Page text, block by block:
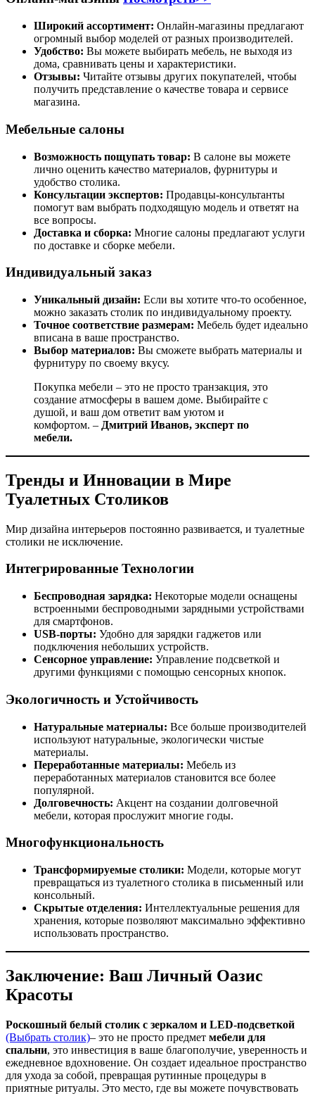
Широкий ассортимент: Онлайн-магазины предлагают
огромный выбор моделей от разных производителей.
Удобство: Вы можете выбирать мебель, не выходя из
дома, сравнивать цены и характеристики.
Отзывы: Читайте отзывы других покупателей, чтобы
получить представление о качестве товара и сервисе
магазина.
Мебельные салоны
Возможность пощупать товар: В салоне вы можете
лично оценить качество материалов, фурнитуры и
удобство столика.
Консультации экспертов: Продавцы-консультанты
помогут вам выбрать подходящую модель и ответят на
все вопросы.
Доставка и сборка: Многие салоны предлагают услуги
по доставке и сборке мебели.
Индивидуальный заказ
Уникальный дизайн: Если вы хотите что-то особенное,
можно заказать столик по индивидуальному проекту.
Точное соответствие размерам: Мебель будет идеально
вписана в ваше пространство.
Выбор материалов: Вы сможете выбрать материалы и
фурнитуру по своему вкусу.
Покупка мебели – это не просто транзакция, это
создание атмосферы в вашем доме. Выбирайте с
душой, и ваш дом ответит вам уютом и
комфортом. – Дмитрий Иванов, эксперт по
мебели.
Тренды и Инновации в Мире
Туалетных Столиков
Мир дизайна интерьеров постоянно развивается, и туалетные
столики не исключение.
Интегрированные Технологии
Беспроводная зарядка: Некоторые модели оснащены
встроенными беспроводными зарядными устройствами
для смартфонов.
USB-порты: Удобно для зарядки гаджетов или
подключения небольших устройств.
Сенсорное управление: Управление подсветкой и
другими функциями с помощью сенсорных кнопок.
Экологичность и Устойчивость
Натуральные материалы: Все больше производителей
используют натуральные, экологически чистые
материалы.
Переработанные материалы: Мебель из
переработанных материалов становится все более
популярной.
Долговечность: Акцент на создании долговечной
мебели, которая прослужит многие годы.
Многофункциональность
Трансформируемые столики: Модели, которые могут
превращаться из туалетного столика в письменный или
консольный.
Скрытые отделения: Интеллектуальные решения для
хранения, которые позволяют максимально эффективно
использовать пространство.
Заключение: Ваш Личный Оазис
Красоты
Роскошный белый столик с зеркалом и LED-подсветкой
(Выбрать столик)– это не просто предмет мебели для
спальни, это инвестиция в ваше благополучие, уверенность и
ежедневное вдохновение. Он создает идеальное пространство
для ухода за собой, превращая рутинные процедуры в
приятные ритуалы. Это место, где вы можете почувствовать